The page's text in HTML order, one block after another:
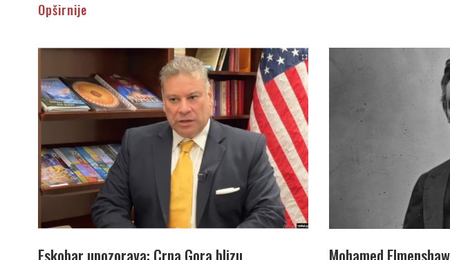
Opširnije
Eskobar upozorava: Crna Gora blizu Mohamed